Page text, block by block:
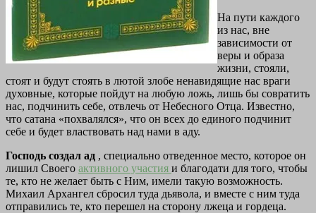
На пути каждого
из нас, вне
зависимости от
веры и образа
жизни, стояли,
стоят и будут стоять в лютой злобе ненавидящие нас враги
духовные, которые пойдут на любую ложь, лишь бы совратить
нас, подчинить себе, отвлечь от Небесного Отца. Известно,
что сатана «похвалялся», что он всех до единого подчинит
себе и будет властвовать над нами в аду.
Господь создал ад , специально отведенное место, которое он
лишил Своего активного участия и благодати для того, чтобы
те, кто не желает быть с Ним, имели такую возможность.
Михаил Архангел сбросил туда дьявола, и вместе с ним туда
отправились те, кто перешел на сторону лжеца и гордеца.